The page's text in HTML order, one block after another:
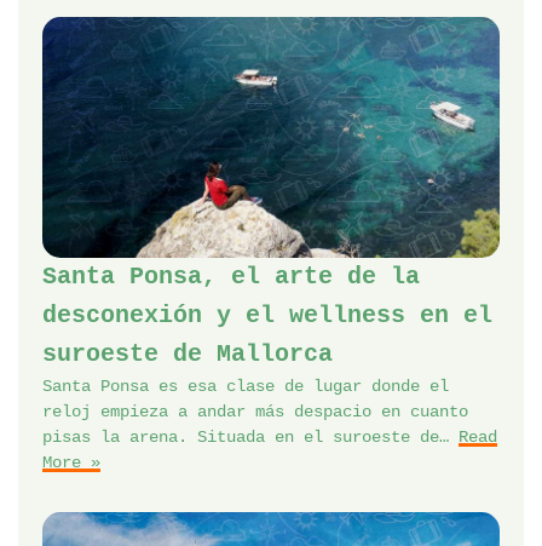
Santa Ponsa, el arte de la
desconexión y el wellness en el
suroeste de Mallorca
Santa Ponsa es esa clase de lugar donde el
reloj empieza a andar más despacio en cuanto
pisas la arena. Situada en el suroeste de… Read
More »